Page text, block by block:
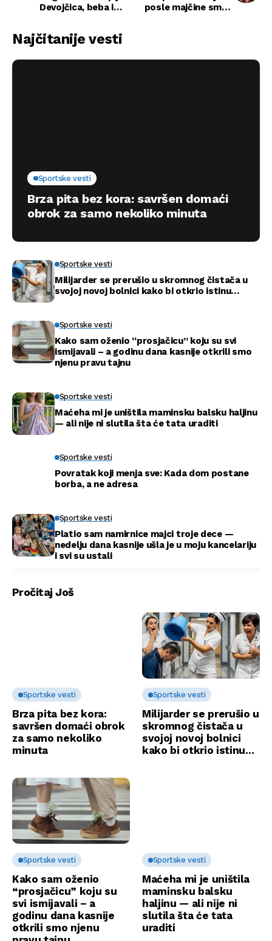
Devojčica, beba i
posle majčine smrti
Najčitanije vesti
Sportske vesti
Brza pita bez kora: savršen domaći
obrok za samo nekoliko minuta
Sportske vesti
Milijarder se prerušio u skromnog čistača u
svojoj novoj bolnici kako bi otkrio istinu…
Sportske vesti
Kako sam oženio “prosjačicu” koju su svi
ismijavali – a godinu dana kasnije otkrili smo
njenu pravu tajnu
Sportske vesti
Maćeha mi je uništila maminsku balsku haljinu
— ali nije ni slutila šta će tata uraditi
Sportske vesti
Povratak koji menja sve: Kada dom postane
borba, a ne adresa
Sportske vesti
Platio sam namirnice majci troje dece —
nedelju dana kasnije ušla je u moju kancelariju
i svi su ustali
Pročitaj Još
Sportske vesti
Brza pita bez kora:
savršen domaći obrok
za samo nekoliko
minuta
Sportske vesti
Milijarder se prerušio u
skromnog čistača u
svojoj novoj bolnici
kako bi otkrio istinu…
Sportske vesti
Kako sam oženio
“prosjačicu” koju su
svi ismijavali – a
godinu dana kasnije
otkrili smo njenu
Sportske vesti
Maćeha mi je uništila
maminsku balsku
haljinu — ali nije ni
slutila šta će tata
uraditi